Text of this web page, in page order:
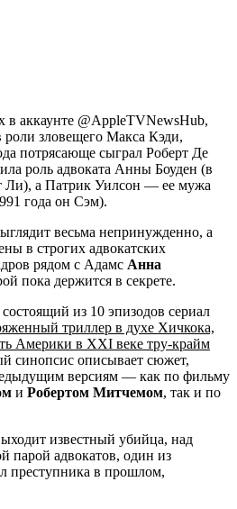
аккаунте @AppleTVNewsHub,
роли зловещего Макса Кэди,
потрясающе сыграл Роберт Де
роль адвоката Анны Боуден (в
Ли), а Патрик Уилсон — ее мужа
года он Сэм).
весьма непринужденно, а
в строгих адвокатских
рядом с Адамс Анна
пока держится в секрете.
из 10 эпизодов сериал
триллер в духе Хичкока,
Америки в XXI веке тру-крайм
синопсис описывает сюжет,
версиям — как по фильму
и Робертом Митчемом, так и по
известный убийца, над
парой адвокатов, один из
преступника в прошлом,